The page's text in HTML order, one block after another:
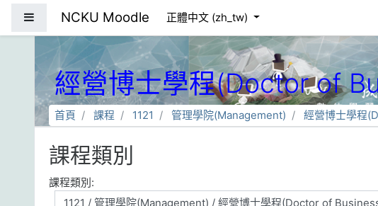
NCKU Moodle 正體中文 ‎(zh_tw)‎
經營博士學程(Doctor of
首頁 課程 1121 管理學院(Management) 經營博士學程
課程類別
課程類別: